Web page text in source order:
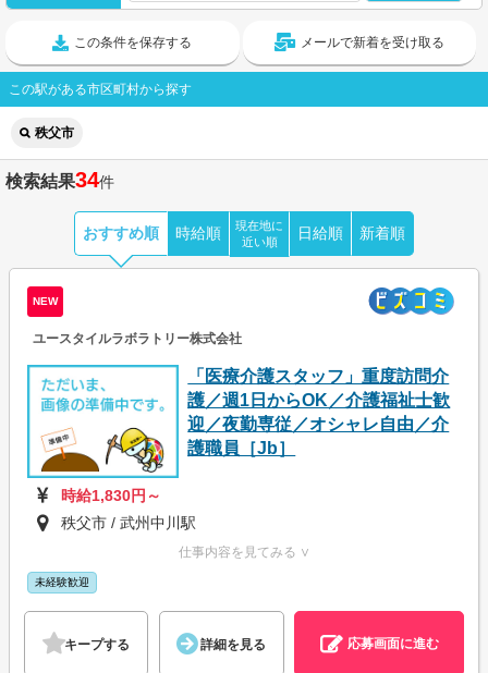
この条件を保存する メールで新着を受け取る
この駅がある市区町村から探す
秩父市
検索結果34件
おすすめ順 時給順
現在地に
近い順
日給順 新着順
NEW
ユースタイルラボラトリー株式会社
「医療介護スタッフ」重度訪問介
護／週1日からOK／介護福祉士歓
迎／夜勤専従／オシャレ自由／介
護職員［Jb］
時給1,830円～
秩父市 / 武州中川駅
仕事内容を見てみる ∨
未経験歓迎
キープする 詳細を見る 応募画面に進む